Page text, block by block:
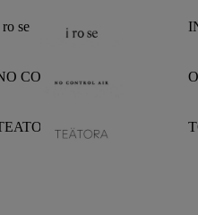
ro se
CONTROL AIR